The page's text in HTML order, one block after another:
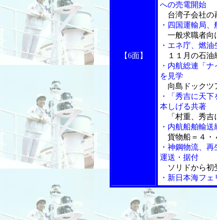
【6面】
への売電開始
台湾子会社の
・四国運輸局
一般求職者向
・エネ庁、燃
１１月の石油
・内航総連「
を見学
向島ドックツ
・「秀吉に天
本しげる共著
「村重、秀吉
・内航船舶輸
貨物船＝４・
・神鋼物流、
運送・据付
ソリドから初
・新日本海フ